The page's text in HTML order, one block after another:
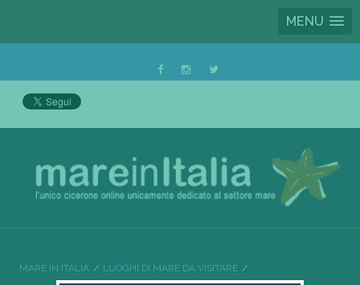
MENU
MARE IN ITALIA LUOGHI DI MARE DA VISITARE